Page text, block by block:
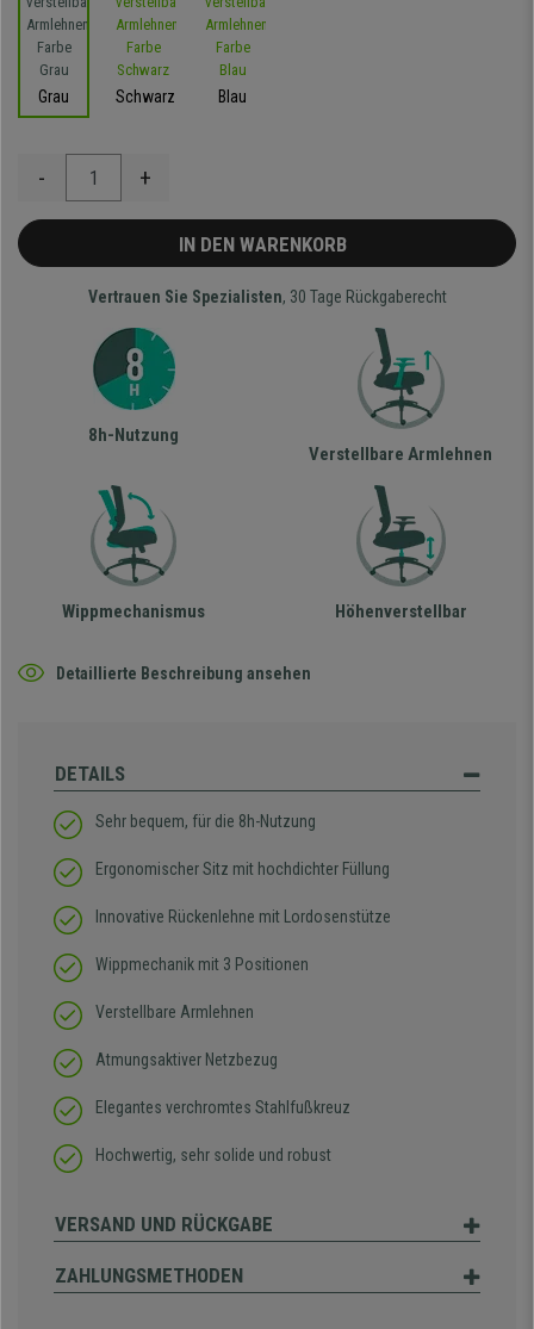
Grau Schwarz Blau
- +
IN DEN WARENKORB
Vertrauen Sie Spezialisten, 30 Tage Rückgaberecht
8h-Nutzung
Verstellbare Armlehnen
Wippmechanismus Höhenverstellbar
Detaillierte Beschreibung ansehen
DETAILS
Sehr bequem, für die 8h-Nutzung
Ergonomischer Sitz mit hochdichter Füllung
Innovative Rückenlehne mit Lordosenstütze
Wippmechanik mit 3 Positionen
Verstellbare Armlehnen
Atmungsaktiver Netzbezug
Elegantes verchromtes Stahlfußkreuz
Hochwertig, sehr solide und robust
VERSAND UND RÜCKGABE
ZAHLUNGSMETHODEN